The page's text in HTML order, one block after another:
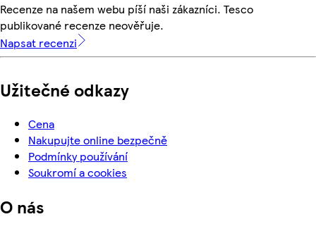
Recenze na našem webu píší naši zákazníci. Tesco
publikované recenze neověřuje.
Napsat recenzi
Užitečné odkazy
Cena
Nakupujte online bezpečně
Podmínky používání
Soukromí a cookies
O nás